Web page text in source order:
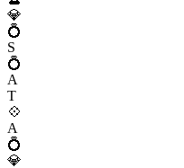
💎
💍
S
💍
A
T
💠
A
💍
💎